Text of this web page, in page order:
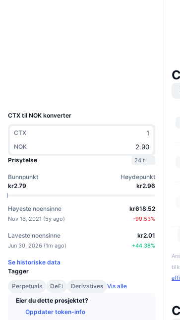
CTX til NOK konverter
CTX
NOK
Prisytelse
24 t
Bunnpunkt
kr2.79
Høydepunkt
kr2.96
Høyeste noensinne
Nov 16, 2021 (5y ago)
kr618.52
-99.53%
Laveste noensinne
Jun 30, 2026 (1m ago)
kr2.01
+44.38%
Se historiske data
Tagger
Perpetuals
DeFi Derivatives Vis alle
Eier du dette prosjektet?
Oppdater token-info